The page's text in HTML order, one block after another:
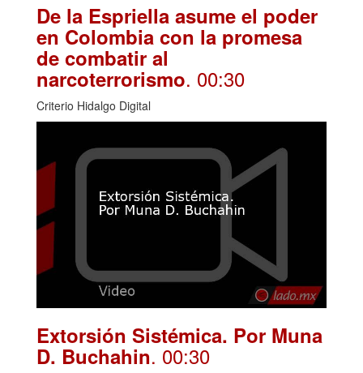
De la Espriella asume el poder
en Colombia con la promesa
de combatir al
narcoterrorismo. 00:30
Criterio Hidalgo Digital
Extorsión Sistémica. Por Muna
D. Buchahin. 00:30